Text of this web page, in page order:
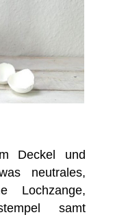
Deckel und
neutrales,
Lochzange,
samt